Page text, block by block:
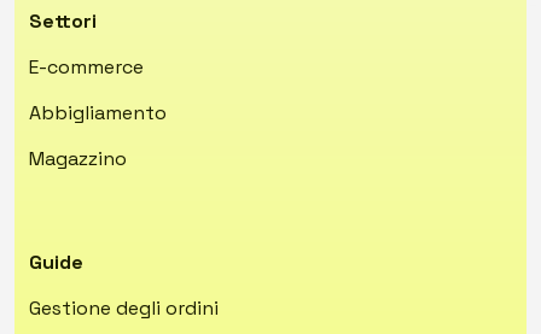
Settori
E-commerce
Abbigliamento
Magazzino
Guide
Gestione degli ordini